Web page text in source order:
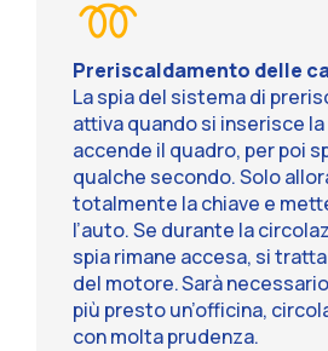
Preriscaldamento delle
La spia del sistema di
attiva quando si inserisce la
accende il quadro, per poi
qualche secondo. Solo
totalmente la chiave e
l’auto. Se durante la
spia rimane accesa, si
del motore. Sarà
più presto un’officina,
con molta prudenza.